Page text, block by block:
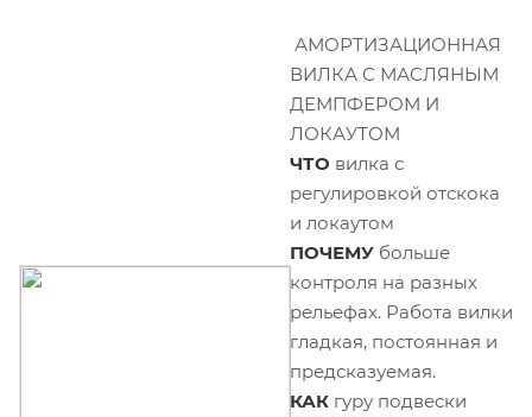
АМОРТИЗАЦИОННАЯ
ВИЛКА С МАСЛЯНЫМ
ДЕМПФЕРОМ И
ЛОКАУТОМ
ЧТО вилка с
регулировкой отскока
и локаутом
ПОЧЕМУ больше
контроля на разных
рельефах. Работа вилки
гладкая, постоянная и
предсказуемая.
КАК гуру подвески